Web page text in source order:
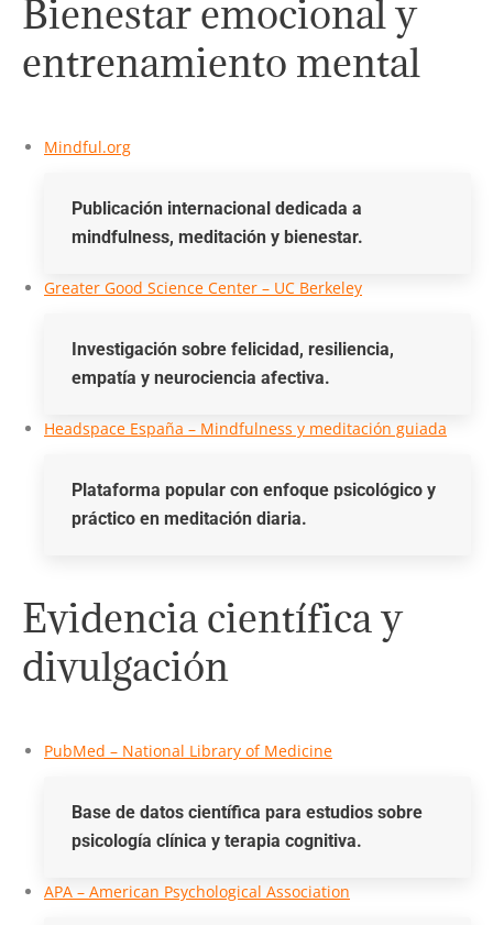
Bienestar emocional y
entrenamiento mental
Mindful.org
Publicación internacional dedicada a
mindfulness, meditación y bienestar.
Greater Good Science Center – UC Berkeley
Investigación sobre felicidad, resiliencia,
empatía y neurociencia afectiva.
Headspace España – Mindfulness y meditación guiada
Plataforma popular con enfoque psicológico y
práctico en meditación diaria.
Evidencia científica y
divulgación
PubMed – National Library of Medicine
Base de datos científica para estudios sobre
psicología clínica y terapia cognitiva.
APA – American Psychological Association